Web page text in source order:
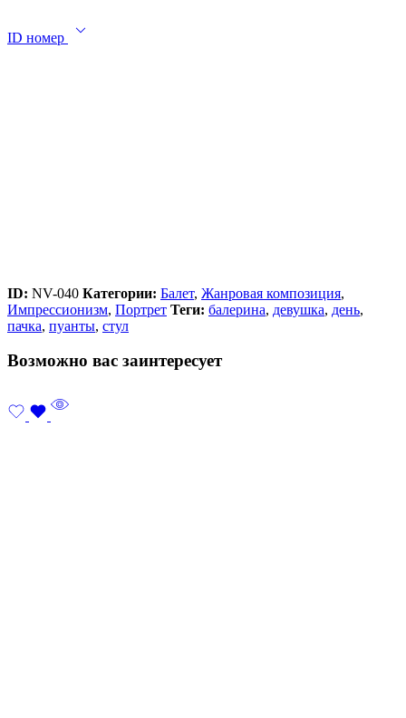
ID номер
ID: NV-040 Категории: Балет, Жанровая композиция,
Импрессионизм, Портрет Теги: балерина, девушка, день,
пачка, пуанты, стул
Возможно вас заинтересует